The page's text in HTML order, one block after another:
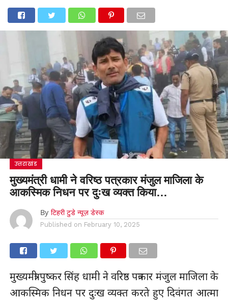
उत्तराखंड
मुख्यमंत्री धामी ने वरिष्ठ पत्रकार मंजुल माजिला के
आकस्मिक निधन पर दुःख व्यक्त किया…
By टिहरी टुडे न्यूज़ डेस्क
Published on February 10, 2025
मुख्यमंत्री पुष्कर सिंह धामी ने वरिष्ठ पत्रकार मंजुल माजिला के
आकस्मिक निधन पर दुःख व्यक्त करते हुए दिवंगत आत्मा